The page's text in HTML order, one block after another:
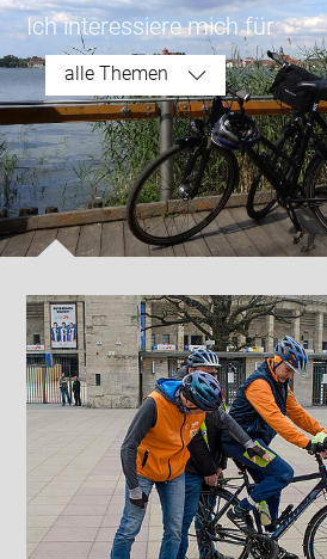
Ich interessiere mich für
alle Themen